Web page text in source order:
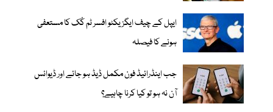
ایپل کے چیف ایگزیکٹو افسر ٹم کُک کا مستعفی
ہونے کا فیصلہ
جب اینڈرائیڈ فون مکمل ڈیڈ ہو جائے اور ڈیوائس
آن نہ ہو تو کیا کرنا چاہیے؟